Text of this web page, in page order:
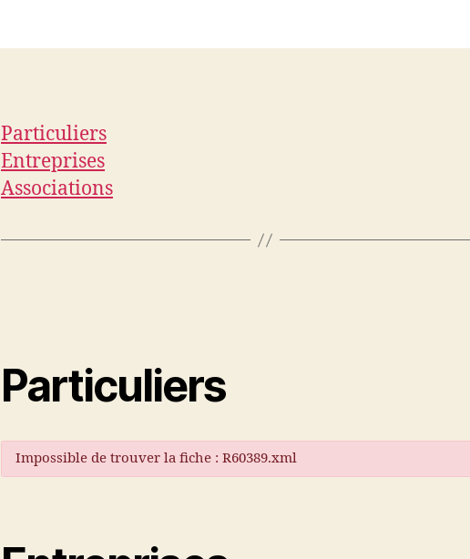
Particuliers
Entreprises
Associations
Particuliers
Impossible de trouver la fiche : R60389.xml